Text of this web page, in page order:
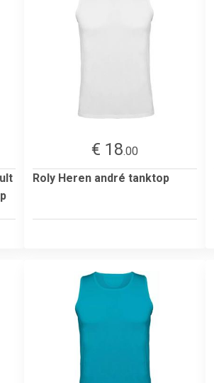
€ 18.00
Roly Heren andré tanktop